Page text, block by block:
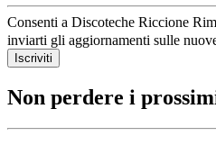
Consenti a Discoteche Riccione
inviarti gli aggiornamenti sulle
Iscriviti
Non perdere i